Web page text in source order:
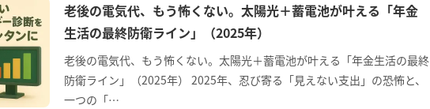
老後の電気代、もう怖くない。太陽光＋蓄電池が叶える「年金
生活の最終防衛ライン」（2025年）
老後の電気代、もう怖くない。太陽光＋蓄電池が叶える「年金生活の最終
防衛ライン」（2025年） 2025年、忍び寄る「見えない支出」の恐怖と、
一つの「…